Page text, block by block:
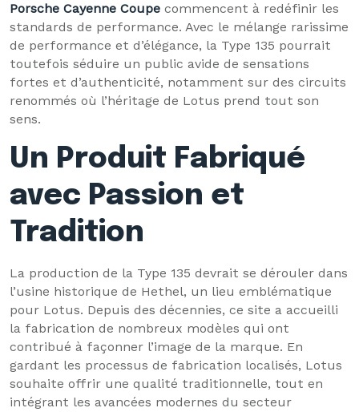
Porsche Cayenne Coupe commencent à redéfinir les
standards de performance. Avec le mélange rarissime
de performance et d’élégance, la Type 135 pourrait
toutefois séduire un public avide de sensations
fortes et d’authenticité, notamment sur des circuits
renommés où l’héritage de Lotus prend tout son
sens.
Un Produit Fabriqué
avec Passion et
Tradition
La production de la Type 135 devrait se dérouler dans
l’usine historique de Hethel, un lieu emblématique
pour Lotus. Depuis des décennies, ce site a accueilli
la fabrication de nombreux modèles qui ont
contribué à façonner l’image de la marque. En
gardant les processus de fabrication localisés, Lotus
souhaite offrir une qualité traditionnelle, tout en
intégrant les avancées modernes du secteur